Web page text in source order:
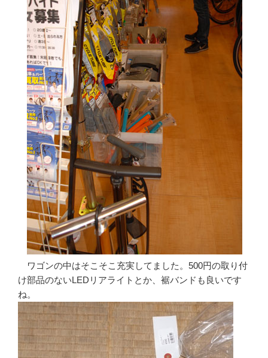
ワゴンの中はそこそこ充実してました。500円の取り付
け部品のないLEDリアライトとか、裾バンドも良いです
ね。